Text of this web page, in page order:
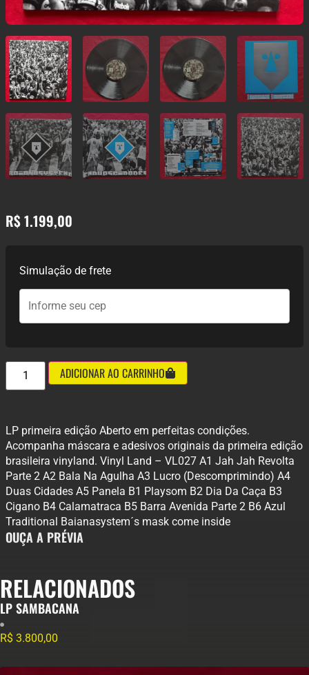
R$1.199,00
Simulação de frete
ADICIONAR AO CARRINHO
LP primeira edição Aberto em perfeitas condições.
Acompanha máscara e adesivos originais da primeira edição
brasileira vinyland. Vinyl Land – VL027 A1 Jah Jah Revolta
Parte 2 A2 Bala Na Agulha A3 Lucro (Descomprimindo) A4
Duas Cidades A5 Panela B1 Playsom B2 Dia Da Caça B3
Cigano B4 Calamatraca B5 Barra Avenida Parte 2 B6 Azul
Traditional Baianasystem´s mask come inside
OUÇA A PRÉVIA
RELACIONADOS
LP SAMBACANA
R$ 3.800,00